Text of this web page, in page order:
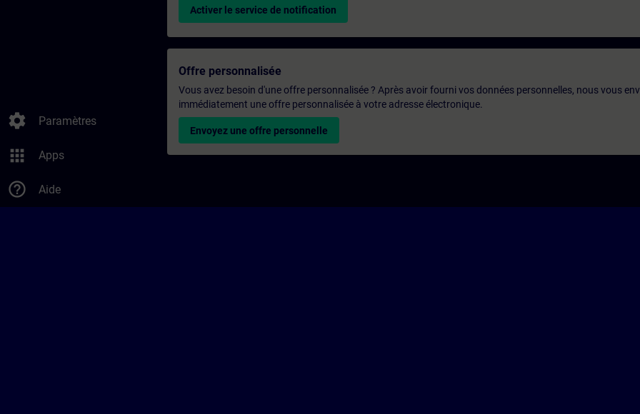
settings Paramètres
apps Apps
help_outline Aide
Activer le service de notification
Offre personnalisée
Vous avez besoin d'une offre personnalisée ? Après avoir fourni vos données personnelles, nous vous
immédiatement une offre personnalisée à votre adresse électronique.
Envoyez une offre personnelle